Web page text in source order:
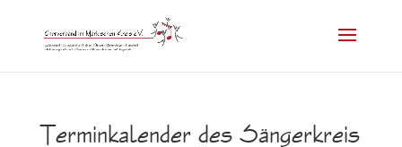
Terminkalender des Sängerkreis